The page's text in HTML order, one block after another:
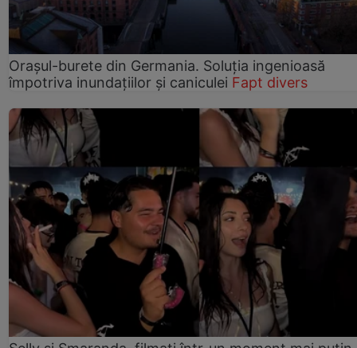
Orașul-burete din Germania. Soluția ingenioasă
împotriva inundațiilor și caniculei Fapt divers